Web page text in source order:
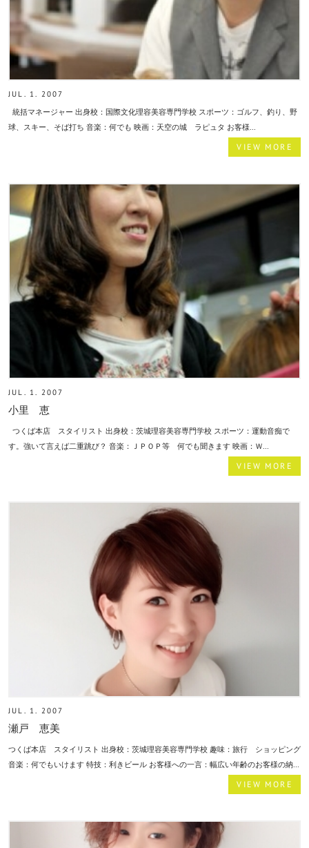
JUL. 1. 2007
統括マネージャー 出身校：国際文化理容美容専門学校 スポーツ：ゴルフ、釣り、野
球、スキー、そば打ち 音楽：何でも 映画：天空の城 ラピュタ お客様...
VIEW MORE
JUL. 1. 2007
小里 恵
つくば本店 スタイリスト 出身校：茨城理容美容専門学校 スポーツ：運動音痴で
す。強いて言えば二重跳び？ 音楽：ＪＰＯＰ等 何でも聞きます 映画：Ｗ...
VIEW MORE
JUL. 1. 2007
瀬戸 恵美
つくば本店 スタイリスト 出身校：茨城理容美容専門学校 趣味：旅行 ショッピング
音楽：何でもいけます 特技：利きビール お客様への一言：幅広い年齢のお客様の納...
VIEW MORE